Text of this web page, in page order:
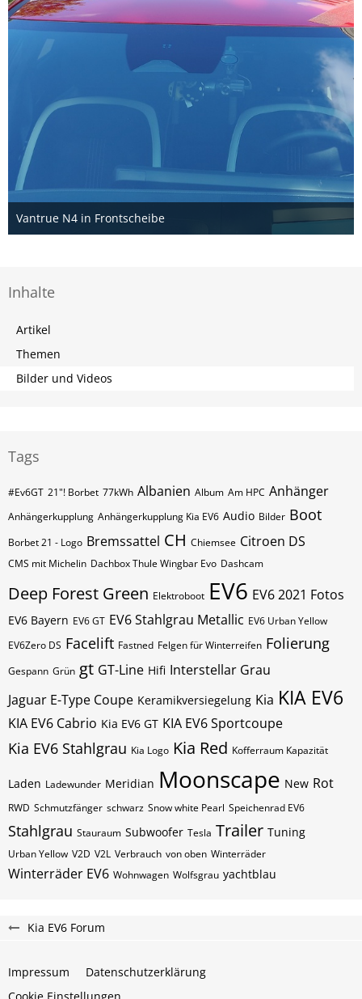
Vantrue N4 in Frontscheibe
28. Juni 2022
Inhalte
Artikel
Themen
Bilder und Videos
Tags
#Ev6GT 21"! Borbet 77kWh Albanien Album Am HPC Anhänger
Anhängerkupplung Anhängerkupplung Kia EV6 Audio Bilder Boot
Borbet 21 - Logo Bremssattel CH Chiemsee Citroen DS
CMS mit Michelin Dachbox Thule Wingbar Evo Dashcam
Deep Forest Green Elektroboot EV6 EV6 2021 Fotos
EV6 Bayern EV6 GT EV6 Stahlgrau Metallic EV6 Urban Yellow
EV6Zero DS Facelift Fastned Felgen für Winterreifen Folierung
Gespann Grün gt GT-Line Hifi Interstellar Grau
Jaguar E-Type Coupe Keramikversiegelung Kia KIA EV6
KIA EV6 Cabrio Kia EV6 GT KIA EV6 Sportcoupe
Kia EV6 Stahlgrau Kia Logo Kia Red Kofferraum Kapazität
Laden Ladewunder Meridian Moonscape New Rot
RWD Schmutzfänger schwarz Snow white Pearl Speichenrad EV6
Stahlgrau Stauraum Subwoofer Tesla Trailer Tuning
Urban Yellow V2D V2L Verbrauch von oben Winterräder
Winterräder EV6 Wohnwagen Wolfsgrau yachtblau
Kia EV6 Forum
Impressum
Datenschutzerklärung